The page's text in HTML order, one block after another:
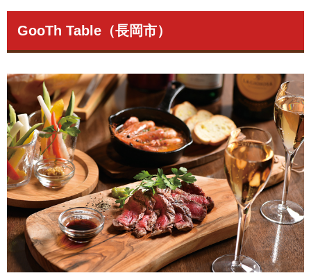
GooTh Table（長岡市）